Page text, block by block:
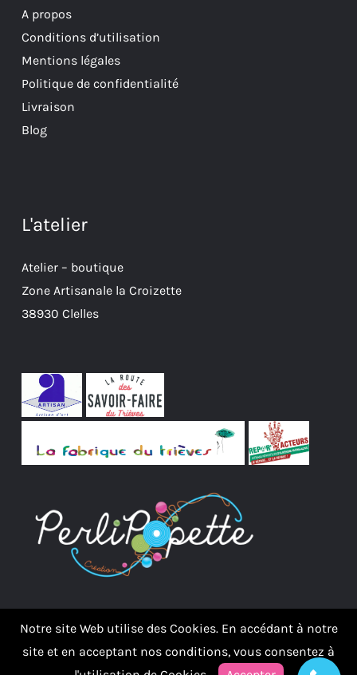
A propos
Conditions d’utilisation
Mentions légales
Politique de confidentialité
Livraison
Blog
L'atelier
Atelier – boutique
Zone Artisanale la Croizette
38930 Clelles
Notre site Web utilise des Cookies. En accédant à notre
site et en acceptant nos conditions, vous consentez à